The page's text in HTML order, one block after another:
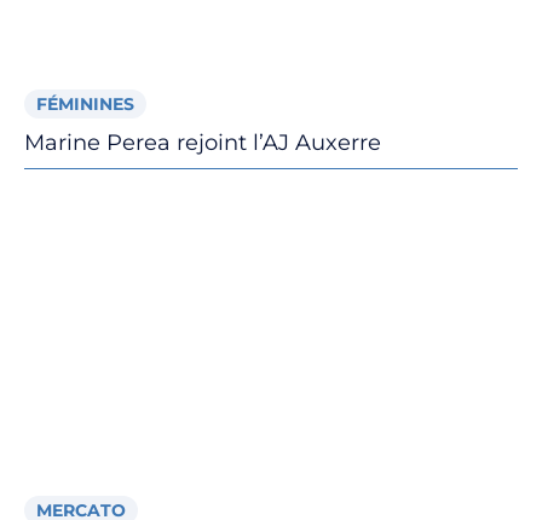
FÉMININES
Marine Perea rejoint l’AJ Auxerre
MERCATO